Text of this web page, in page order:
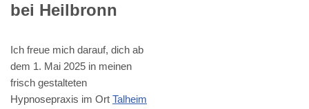
bei Heilbronn
Ich freue mich darauf, dich ab
dem 1. Mai 2025 in meinen
frisch gestalteten
Hypnosepraxis im Ort Talheim